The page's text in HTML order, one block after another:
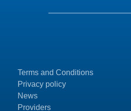
Terms and Conditions
Privacy policy
News
Providers